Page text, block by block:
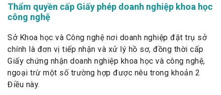
Thẩm quyền cấp Giấy phép doanh nghiệp khoa học
công nghệ
Sở Khoa học và Công nghệ nơi doanh nghiệp đặt trụ sở
chính là đơn vị tiếp nhận và xử lý hồ sơ, đồng thời cấp
Giấy chứng nhận doanh nghiệp khoa học và công nghệ,
ngoại trừ một số trường hợp được nêu trong khoản 2
Điều này.